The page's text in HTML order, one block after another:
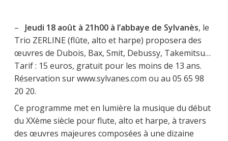
– Jeudi 18 août à 21h00 à l’abbaye de Sylvanès, le
Trio ZERLINE (flûte, alto et harpe) proposera des
œuvres de Dubois, Bax, Smit, Debussy, Takemitsu…
Tarif : 15 euros, gratuit pour les moins de 13 ans.
Réservation sur www.sylvanes.com ou au 05 65 98
20 20.
Ce programme met en lumière la musique du début
du XXème siècle pour flute, alto et harpe, à travers
des œuvres majeures composées à une dizaine